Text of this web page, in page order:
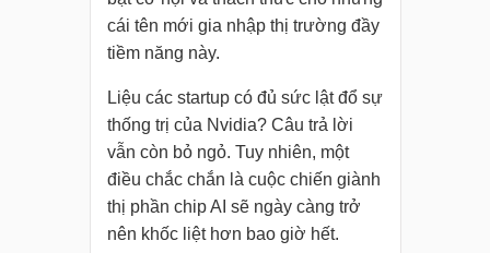
cái tên mới gia nhập thị trường đầy
tiềm năng này.
Liệu các startup có đủ sức lật đổ sự
thống trị của Nvidia? Câu trả lời
vẫn còn bỏ ngỏ. Tuy nhiên, một
điều chắc chắn là cuộc chiến giành
thị phần chip AI sẽ ngày càng trở
nên khốc liệt hơn bao giờ hết.